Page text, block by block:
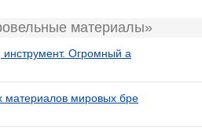
материалы»
Огромный а
материалов мировых бре